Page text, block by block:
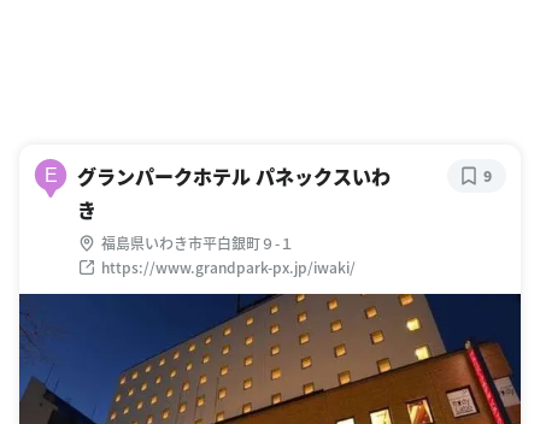
E
グランパークホテル パネックスいわ
き
福島県いわき市平白銀町９-１
https://www.grandpark-px.jp/iwaki/
9